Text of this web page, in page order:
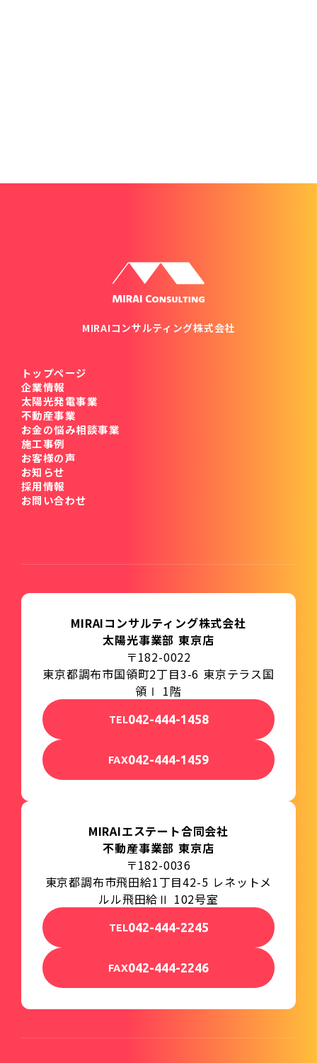
MIRAIコンサルティング株式会社
トップページ
企業情報
太陽光発電事業
不動産事業
お金の悩み相談事業
施工事例
お客様の声
お知らせ
採用情報
お問い合わせ
MIRAIコンサルティング株式会社
太陽光事業部 東京店
〒182-0022
東京都調布市国領町2丁目3-6 東京テラス国
領Ⅰ 1階
TEL042-444-1458
FAX042-444-1459
MIRAIエステート合同会社
不動産事業部 東京店
〒182-0036
東京都調布市飛田給1丁目42-5 レネットメ
ルル飛田給Ⅱ 102号室
TEL042-444-2245
FAX042-444-2246